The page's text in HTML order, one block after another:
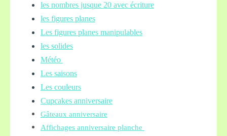
les nombres jusque 20 avec écriture
les figures planes
Les figures planes manipulables
les solides
Météo
Les saisons
Les couleurs
Cupcakes anniversaire
Gâteaux anniversaire
Affichages anniversaire planche